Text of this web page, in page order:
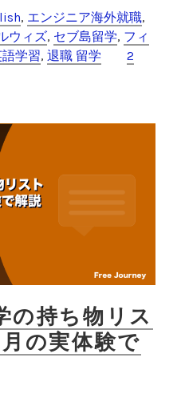
, エンジニア海外就職,
ウィズ, セブ島留学, フィ
学習, 退職 留学
2
の持ち物リス
の実体験で